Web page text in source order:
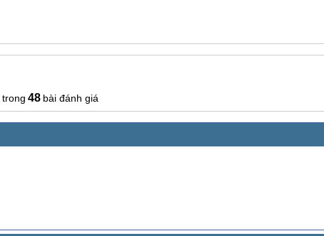
48 bài đánh giá